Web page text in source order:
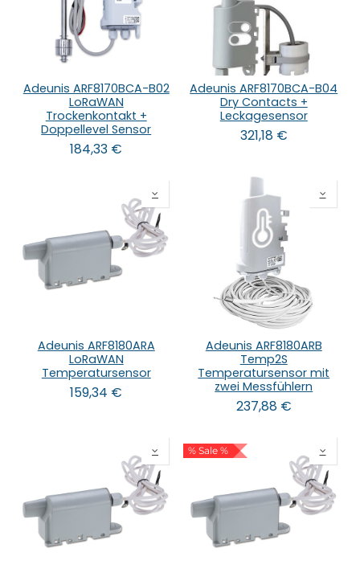
Adeunis ARF8170BCA-B02
LoRaWAN
Trockenkontakt +
Doppellevel Sensor
184,33 €
Adeunis ARF8170BCA-B04
Dry Contacts +
Leckagesensor
321,18€
Adeunis ARF8180ARA
LoRaWAN
Temperatursensor
159,34 €
Adeunis ARF8180ARB
Temp2S
Temperatursensor mit
zwei Messfühlern
237,88€
% Sale %